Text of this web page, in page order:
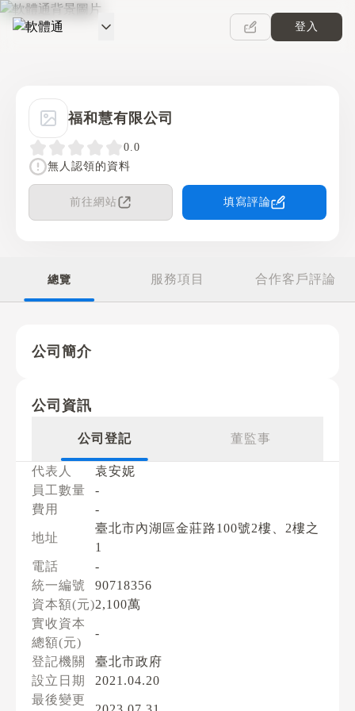
軟體通
登入
福和慧有限公司
0.0
無人認領的資料
前往網站 填寫評論
總覽 服務項目 合作客戶評論
公司簡介
公司資訊
公司登記 董監事
代表人
袁安妮
員工數量
-
費用
-
地址
臺北市內湖區金莊路100號2樓、2樓之
1
電話
-
統一編號
90718356
資本額(元)2,100萬
實收資本
總額(元)
-
登記機關
臺北市政府
設立日期
2021.04.20
最後變更